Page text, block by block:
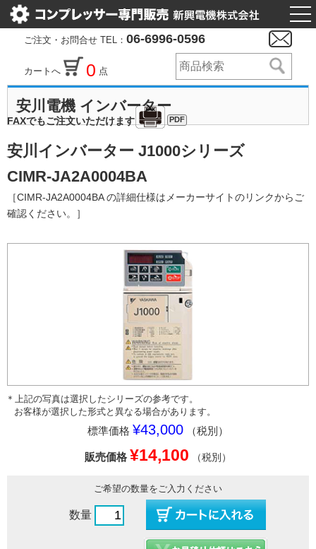
ご注文・お問合せ TEL： 06-6996-0596
カートへ 0 点
安川電機 インバーター
FAXでもご注文いただけます PDF
安川インバーター J1000シリーズ
CIMR-JA2A0004BA
［CIMR-JA2A0004BA の詳細仕様はメーカーサイトのリンクからご
確認ください。］
＊上記の写真は選択したシリーズの参考です。
お客様が選択した形式と異なる場合があります。
標準価格 ¥43,000 （税別）
販売価格 ¥14,100 （税別）
ご希望の数量をご入力ください
数量